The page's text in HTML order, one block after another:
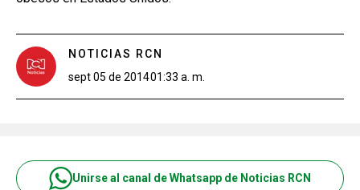
NOTICIAS RCN
sept 05 de 201401:33 a. m.
Unirse al canal de Whatsapp de Noticias RCN